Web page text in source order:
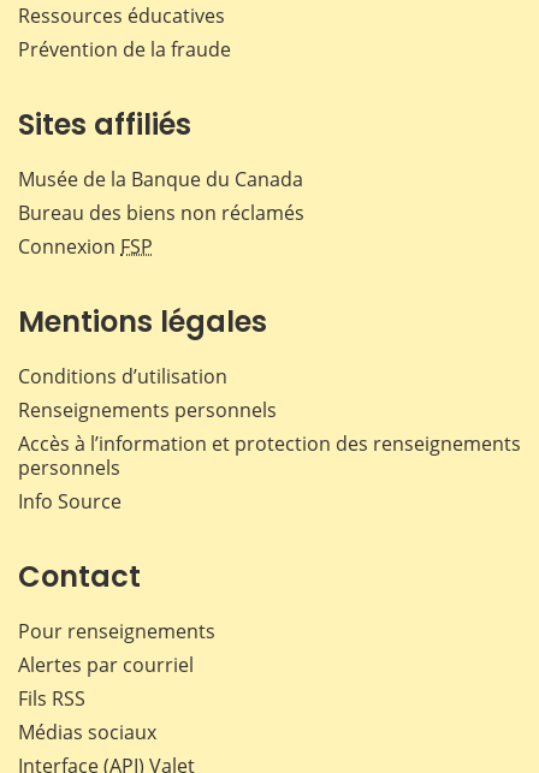
Ressources éducatives
Prévention de la fraude
Sites affiliés
Musée de la Banque du Canada
Bureau des biens non réclamés
Connexion FSP
Mentions légales
Conditions d’utilisation
Renseignements personnels
Accès à l’information et protection des renseignements
personnels
Info Source
Contact
Pour renseignements
Alertes par courriel
Fils RSS
Médias sociaux
Interface (API) Valet